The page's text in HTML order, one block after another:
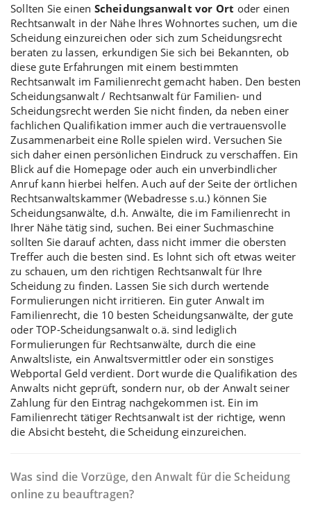
Sollten Sie einen Scheidungsanwalt vor Ort oder einen
Rechtsanwalt in der Nähe Ihres Wohnortes suchen, um die
Scheidung einzureichen oder sich zum Scheidungsrecht
beraten zu lassen, erkundigen Sie sich bei Bekannten, ob
diese gute Erfahrungen mit einem bestimmten
Rechtsanwalt im Familienrecht gemacht haben. Den besten
Scheidungsanwalt / Rechtsanwalt für Familien- und
Scheidungsrecht werden Sie nicht finden, da neben einer
fachlichen Qualifikation immer auch die vertrauensvolle
Zusammenarbeit eine Rolle spielen wird. Versuchen Sie
sich daher einen persönlichen Eindruck zu verschaffen. Ein
Blick auf die Homepage oder auch ein unverbindlicher
Anruf kann hierbei helfen. Auch auf der Seite der örtlichen
Rechtsanwaltskammer (Webadresse s.u.) können Sie
Scheidungsanwälte, d.h. Anwälte, die im Familienrecht in
Ihrer Nähe tätig sind, suchen. Bei einer Suchmaschine
sollten Sie darauf achten, dass nicht immer die obersten
Treffer auch die besten sind. Es lohnt sich oft etwas weiter
zu schauen, um den richtigen Rechtsanwalt für Ihre
Scheidung zu finden. Lassen Sie sich durch wertende
Formulierungen nicht irritieren. Ein guter Anwalt im
Familienrecht, die 10 besten Scheidungsanwälte, der gute
oder TOP-Scheidungsanwalt o.ä. sind lediglich
Formulierungen für Rechtsanwälte, durch die eine
Anwaltsliste, ein Anwaltsvermittler oder ein sonstiges
Webportal Geld verdient. Dort wurde die Qualifikation des
Anwalts nicht geprüft, sondern nur, ob der Anwalt seiner
Zahlung für den Eintrag nachgekommen ist. Ein im
Familienrecht tätiger Rechtsanwaltist der richtige, wenn
die Absicht besteht, die Scheidung einzureichen.
Was sind die Vorzüge, den Anwalt für die Scheidung
online zu beauftragen?